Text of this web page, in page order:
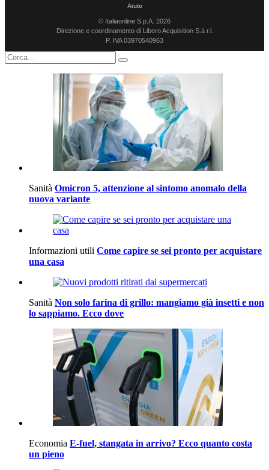
Aiuto
© Italiaonline S.p.A. 2026
Direzione e coordinamento di Libero Acquisition S.á r.l.
P. IVA 03970540963
Sanità Omicron 5, attenzione al sintomo anomalo della
nuova variante
Informazioni utili Come capire se sei pronto per acquistare
una casa
Sanità Non solo farina di grillo: mangiamo già insetti e non
lo sappiamo. Ecco dove
Economia E-fuel, stangata in arrivo? Ecco quanto costa
un pieno